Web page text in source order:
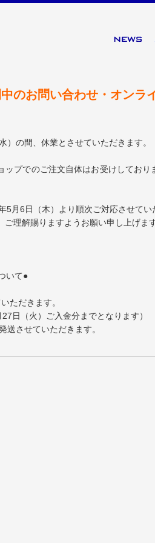
のお問い合わせ・オンラ
の間、休業とさせていただきます。
プでのご注文自体はお受けしてお
月6日（木）より順次ご対応させて
理解賜りますようお願い申し上げます
いて●
ただきます。
日（火）ご入金分までとなります）
送させていただきます。